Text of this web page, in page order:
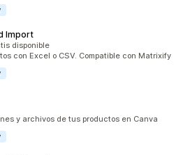
Import
disponible
con Excel o CSV. Compatible con Matrixify
y archivos de tus productos en Canva